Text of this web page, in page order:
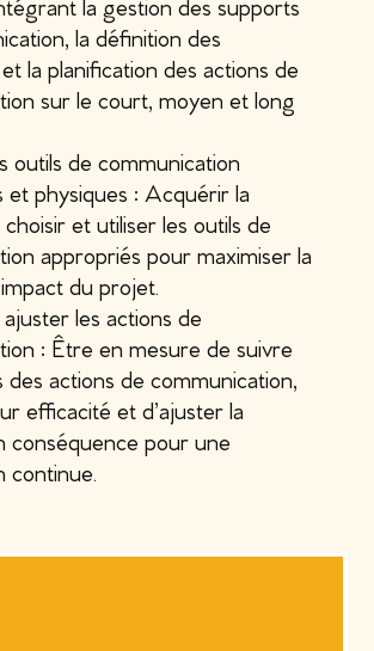
la gestion des supports
la définition des
la planification des actions de
sur le court, moyen et long
outils de communication
et physiques : Acquérir la
et utiliser les outils de
appropriés pour maximiser la
du projet.
les actions de
: Être en mesure de suivre
des actions de communication,
efficacité et d’ajuster la
conséquence pour une
continue.